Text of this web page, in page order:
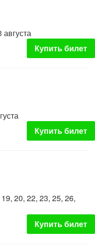
августа
Купить билет
Купить билет
20, 22, 23, 25, 26,
Купить билет